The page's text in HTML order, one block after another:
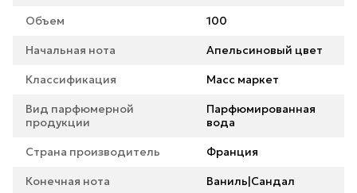
Объем 100
Начальная нота Апельсиновый цвет
Классификация Масс маркет
Вид парфюмерной
продукции
Парфюмированная
вода
Страна производитель Франция
Конечная нота Ваниль|Сандал